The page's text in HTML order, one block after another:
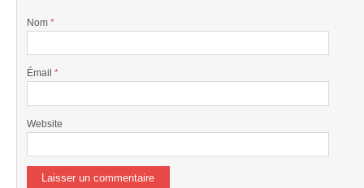
Nom *
Émail *
Website